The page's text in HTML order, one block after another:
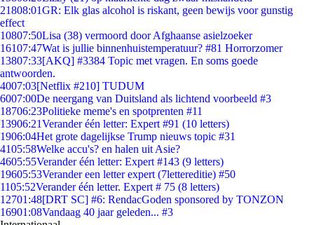
21808:01GR: Elk glas alcohol is riskant, geen bewijs voor gunstig
effect
10807:50Lisa (38) vermoord door Afghaanse asielzoeker
16107:47Wat is jullie binnenhuistemperatuur? #81 Horrorzomer
13807:33[AKQ] #3384 Topic met vragen. En soms goede
antwoorden.
4007:03[Netflix #210] TUDUM
6007:00De neergang van Duitsland als lichtend voorbeeld #3
18706:23Politieke meme's en spotprenten #11
13906:21Verander één letter: Expert #91 (10 letters)
1906:04Het grote dagelijkse Trump nieuws topic #31
4105:58Welke accu's? en halen uit Asie?
4605:55Verander één letter: Expert #143 (9 letters)
19605:53Verander een letter expert (7lettereditie) #50
1105:52Verander één letter. Expert # 75 (8 letters)
12701:48[DRT SC] #6: RendacGoden sponsored by TONZON
16901:08Vandaag 40 jaar geleden... #3